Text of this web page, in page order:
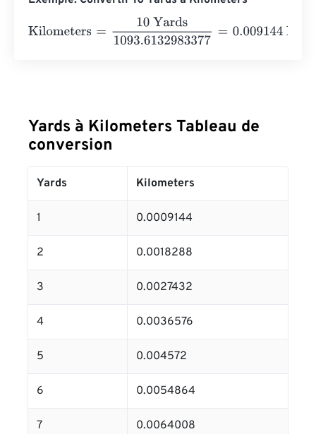
Kilometers
1093.6132983377 =0.009144
Yards à Kilometers Tableau de
conversion
Yards Kilometers
1 0.0009144
2 0.0018288
3 0.0027432
4 0.0036576
5 0.004572
6 0.0054864
7 0.0064008